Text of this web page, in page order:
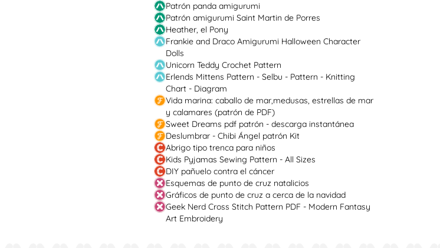
Patrón panda amigurumi
Patrón amigurumi Saint Martin de Porres
Heather, el Pony
Frankie and Draco Amigurumi Halloween Character
Dolls
Unicorn Teddy Crochet Pattern
Erlends Mittens Pattern - Selbu - Pattern - Knitting
Chart - Diagram
Vida marina: caballo de mar,medusas, estrellas de mar
y calamares (patrón de PDF)
Sweet Dreams pdf patrón - descarga instantánea
Deslumbrar - Chibi Ángel patrón Kit
Abrigo tipo trenca para niños
Kids Pyjamas Sewing Pattern - All Sizes
DIY pañuelo contra el cáncer
Esquemas de punto de cruz natalicios
Gráficos de punto de cruz a cerca de la navidad
Geek Nerd Cross Stitch Pattern PDF - Modern Fantasy
Art Embroidery